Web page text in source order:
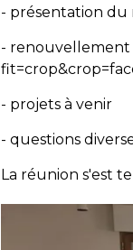
- présentation du
- renouvellement
- projets à venir
- questions
La réunion s'est